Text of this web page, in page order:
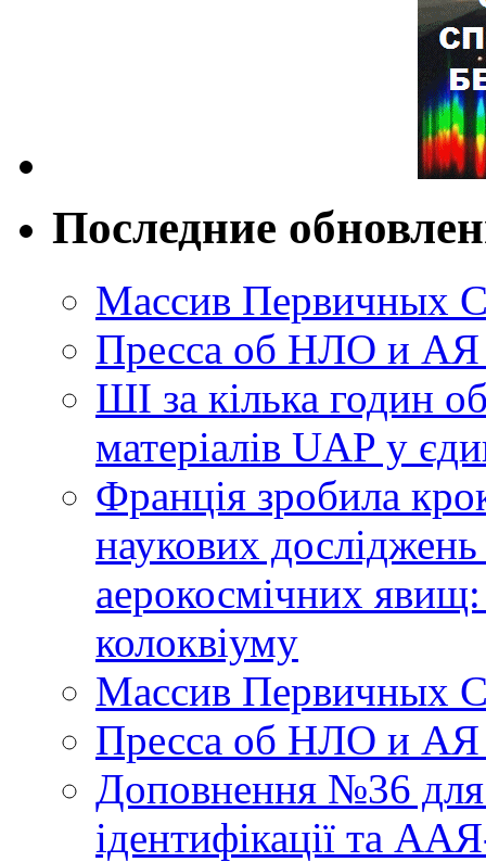
Последние
Массив Первичных
Пресса об НЛО и
ШІ за кілька годин
матеріалів UAP у
Франція зробила
наукових
аерокосмічних
колоквіуму
Массив Первичных
Пресса об НЛО и
Доповнення №36
ідентифікації та